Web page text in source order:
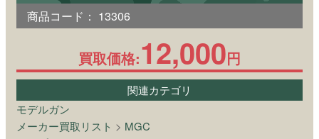
商品コード： 13306
買取価格:12,000円
関連カテゴリ
モデルガン
メーカー買取リスト > MGC